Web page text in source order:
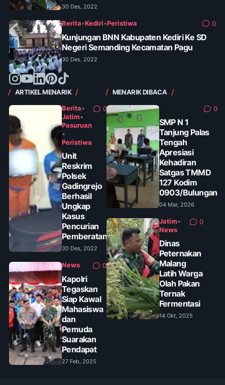
30 Des, 2022
Berita•Kediri•Peristiwa 0
Kunjungan BNN Kabupaten Kediri Ke SD
Negeri Semanding Kecamatan Pagu
30 Des, 2022
ARTIKEL MENARIK
Berita•
Jatim•
Pasuruan
•
Peristiwa
0
Unit
Reskrim
Polsek
Gadingrejo
Berhasil
Ungkap
Kasus
Pencurian
Pemberatan
30 Des, 2022
News 0
Kapolri
Tegaskan
Siap Kawal
Mahasiswa
dan
Pemuda
Suarakan
Pendapat
27 Feb, 2025
MENARIK DIBACA
0
SMP N 1
Tanjung Palas
Tengah
Apresiasi
Kehadiran
Satgas TMMD
127 Kodim
0903/Bulungan
04 Mar, 2026
Jatim•
News
0
Dinas
Peternakan
Malang
Latih Warga
Olah Pakan
Ternak
Fermentasi
14 Okt, 2025